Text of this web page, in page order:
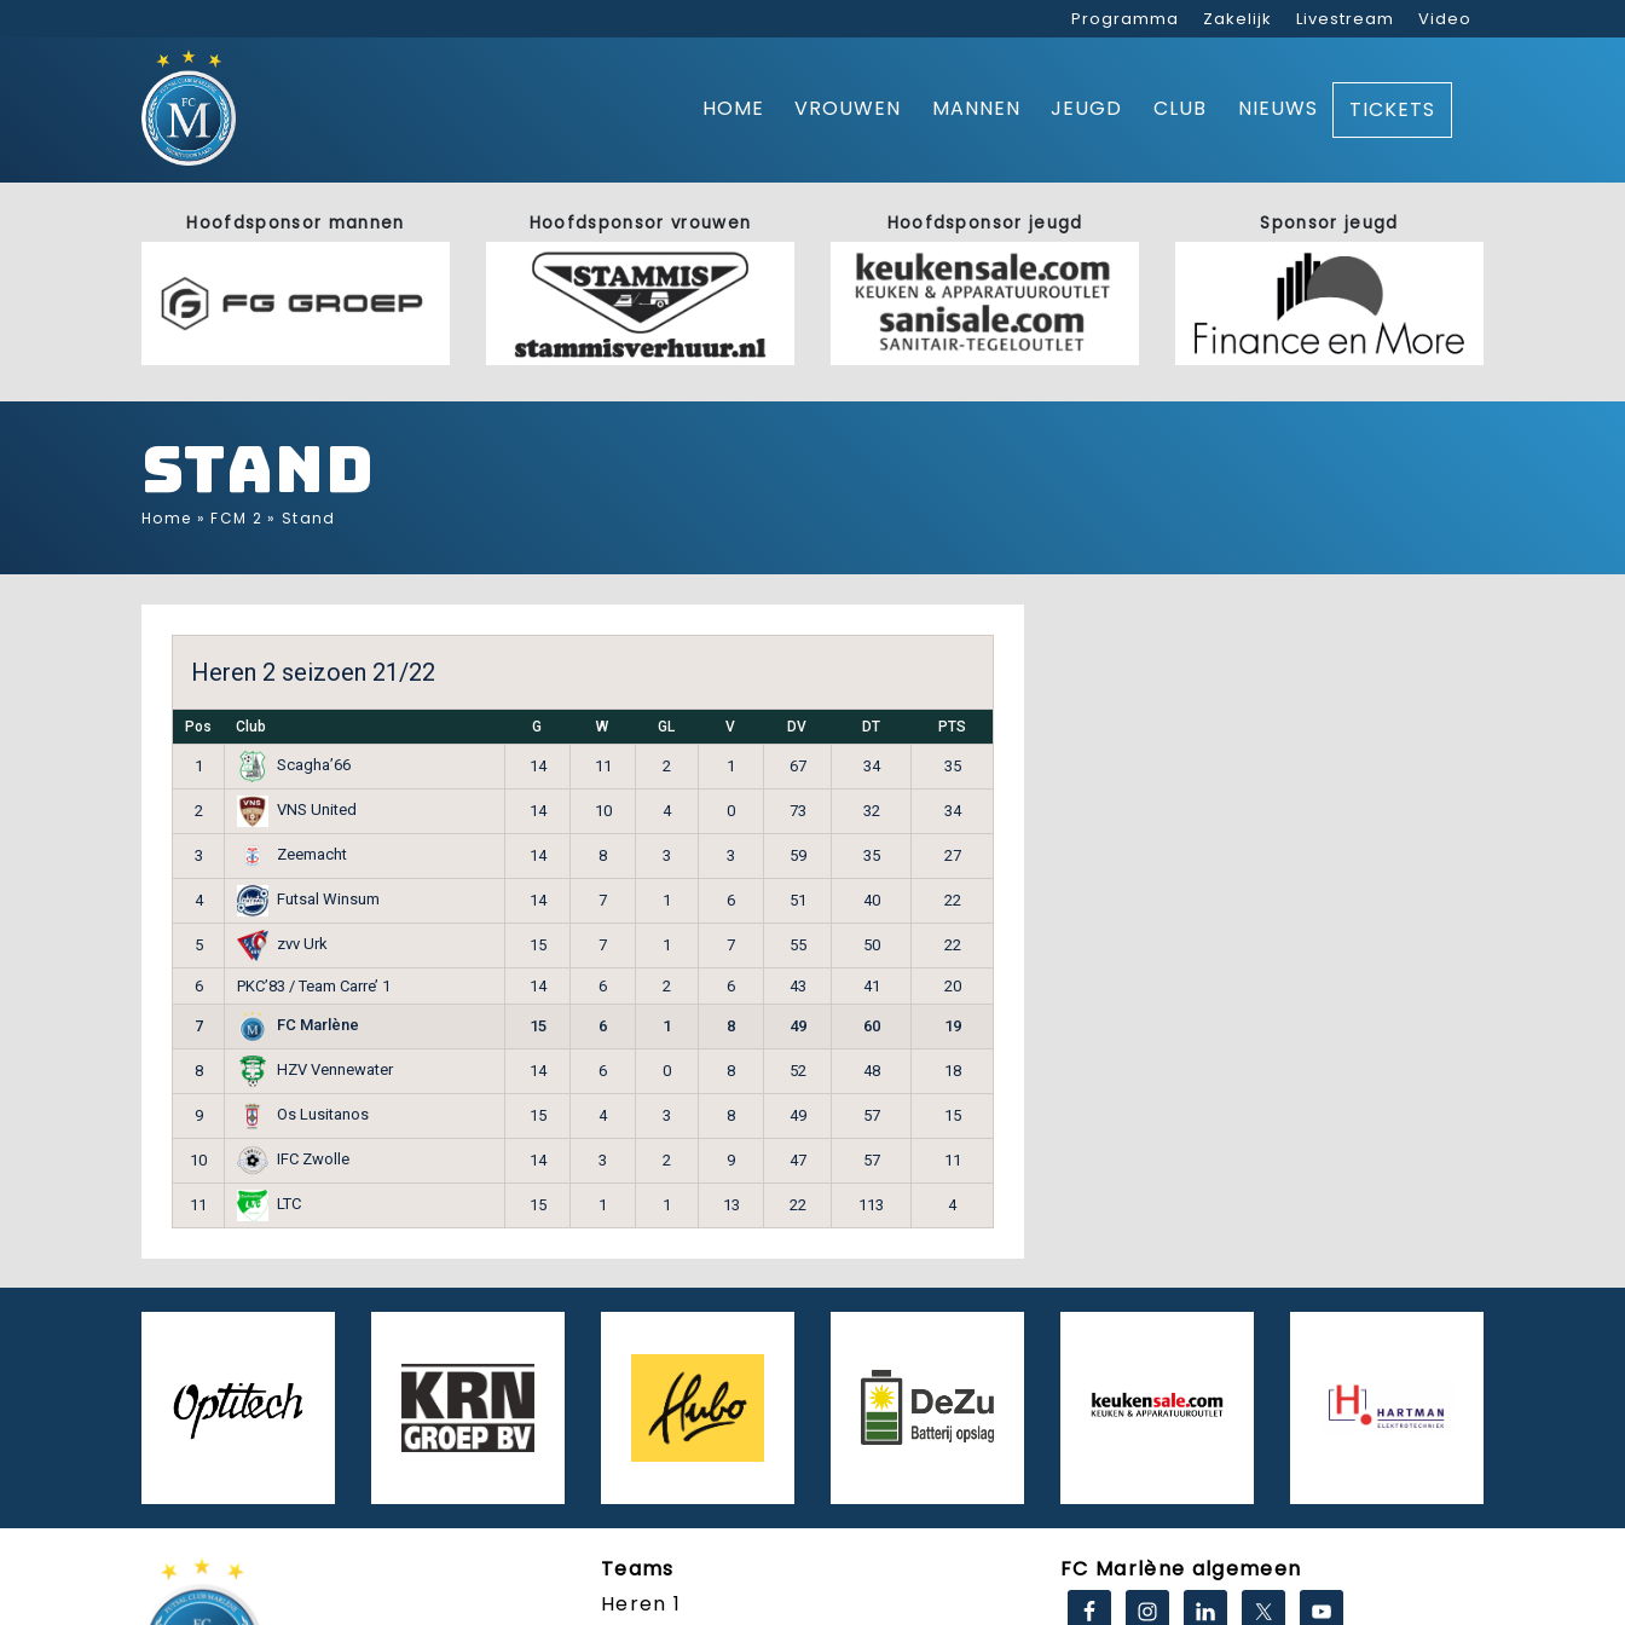
Programma Zakelijk Livestream Video
HOME VROUWEN MANNEN JEUGD CLUB NIEUWS TICKETS
Hoofdsponsor mannen Hoofdsponsor vrouwen Hoofdsponsor jeugd Sponsor jeugd
Stand
Home »FCM 2 »Stand
Heren 2 seizoen 21/22
Pos Club G W GL V DV DT PTS
1 Scagha’66 14 11 2 1 67 34 35
2 VNS United 14 10 4 0 73 32 34
3 Zeemacht 14 8 3 3 59 35 27
4 Futsal Winsum 14 7 1 6 51 40 22
5 zvv Urk 15 7 1 7 55 50 22
6 PKC’83 / Team Carre’ 1 14 6 2 6 43 41 20
7 FC Marlène 15 6 1 8 49 60 19
8 HZV Vennewater 14 6 0 8 52 48 18
9 Os Lusitanos 15 4 3 8 49 57 15
10 IFC Zwolle 14 3 2 9 47 57 11
11 LTC 15 1 1 13 22 113 4
Teams
Heren 1
FC Marlène algemeen